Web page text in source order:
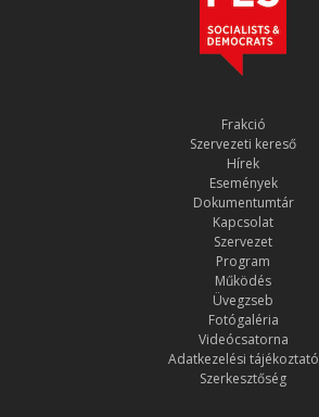
Frakció
Szervezeti kereső
Hírek
Események
Dokumentumtár
Kapcsolat
Szervezet
Program
Működés
Üvegzseb
Fotógaléria
Videócsatorna
Adatkezelési tájékoztató
Szerkesztőség